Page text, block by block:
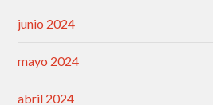
junio 2024
mayo 2024
abril 2024